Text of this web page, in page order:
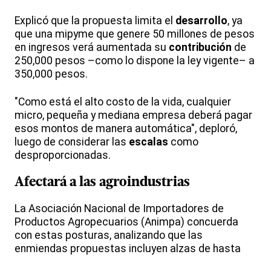
Explicó que la propuesta limita el desarrollo, ya
que una mipyme que genere 50 millones de pesos
en ingresos verá aumentada su contribución de
250,000 pesos –como lo dispone la ley vigente– a
350,000 pesos.
"Como está el alto costo de la vida, cualquier
micro, pequeña y mediana empresa deberá pagar
esos montos de manera automática", deploró,
luego de considerar las escalas como
desproporcionadas.
Afectará a las agroindustrias
La Asociación Nacional de Importadores de
Productos Agropecuarios (Animpa) concuerda
con estas posturas, analizando que las
enmiendas propuestas incluyen alzas de hasta